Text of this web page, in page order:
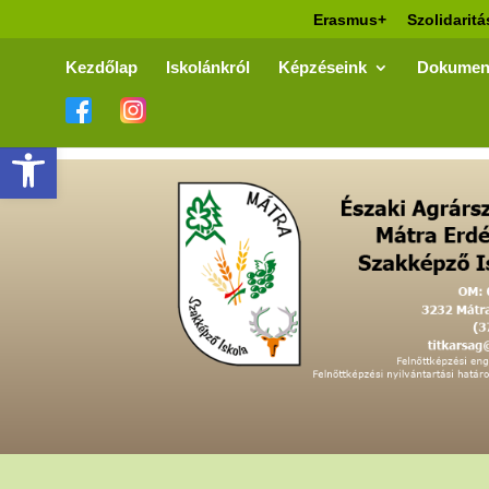
Eszköztár megnyitása
Erasmus+
Kezdőlap Iskolánkról Képzéseink